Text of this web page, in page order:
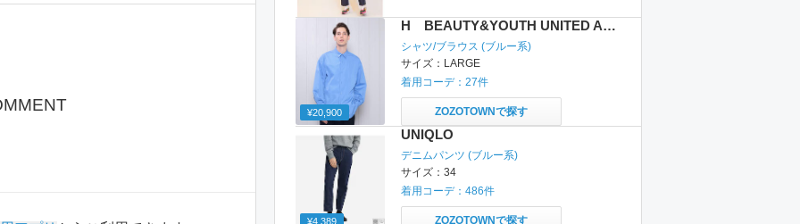
¥20,900
H BEAUTY&YOUTH UNITED ARROWS
シャツ/ブラウス (ブルー系)
サイズ： LARGE
着用コーデ： 27件
ZOZOTOWNで探す
¥4,389
UNIQLO
デニムパンツ (ブルー系)
サイズ： 34
着用コーデ： 486件
ZOZOTOWNで探す